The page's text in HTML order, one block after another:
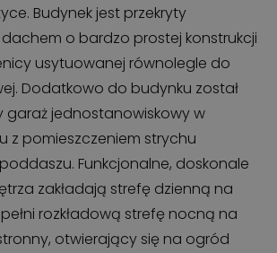
Budynek jest przekryty
o bardzo prostej konstrukcji
usytuowanej równolegle do
Dodatkowo do budynku został
jednostanowiskowy w
z pomieszczeniem strychu
Funkcjonalne, doskonale
zakładają strefę dzienną na
rozkładową strefę nocną na
otwierający się na ogród